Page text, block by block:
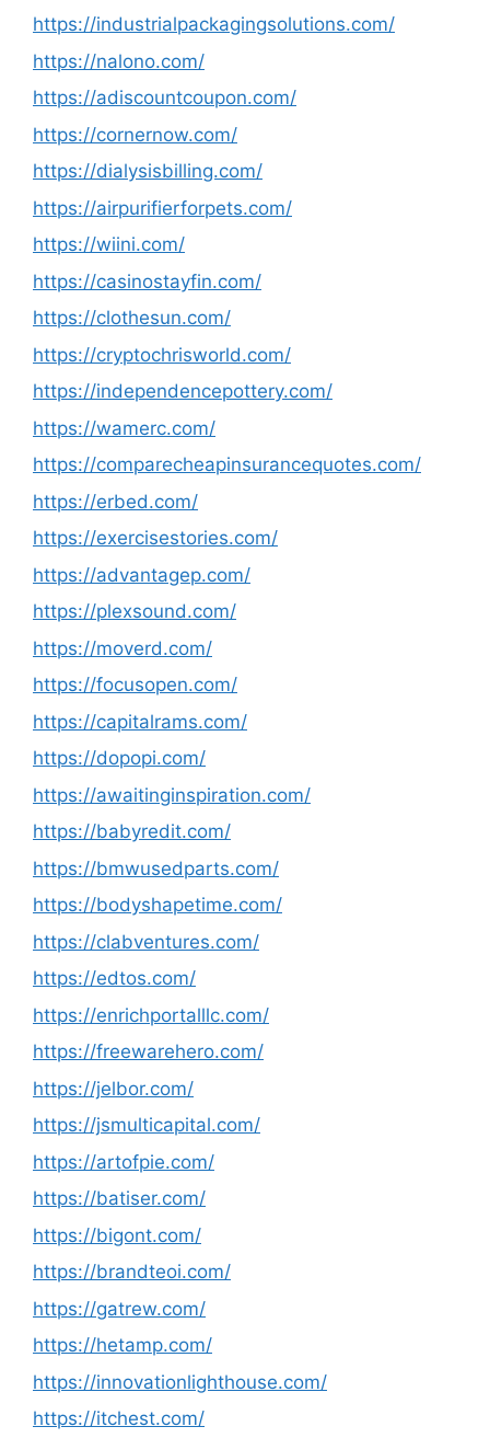
https://industrialpackagingsolutions.com/
https://nalono.com/
https://adiscountcoupon.com/
https://cornernow.com/
https://dialysisbilling.com/
https://airpurifierforpets.com/
https://wiini.com/
https://casinostayfin.com/
https://clothesun.com/
https://cryptochrisworld.com/
https://independencepottery.com/
https://wamerc.com/
https://comparecheapinsurancequotes.com/
https://erbed.com/
https://exercisestories.com/
https://advantagep.com/
https://plexsound.com/
https://moverd.com/
https://focusopen.com/
https://capitalrams.com/
https://dopopi.com/
https://awaitinginspiration.com/
https://babyredit.com/
https://bmwusedparts.com/
https://bodyshapetime.com/
https://clabventures.com/
https://edtos.com/
https://enrichportalllc.com/
https://freewarehero.com/
https://jelbor.com/
https://jsmulticapital.com/
https://artofpie.com/
https://batiser.com/
https://bigont.com/
https://brandteoi.com/
https://gatrew.com/
https://hetamp.com/
https://innovationlighthouse.com/
https://itchest.com/